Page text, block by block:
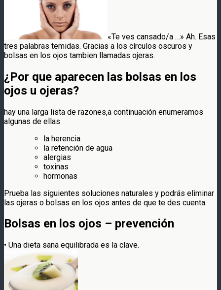
«Te ves cansado/a …» Ah. Esas
tres palabras temidas. Gracias a los círculos oscuros y
bolsas en los ojos tambien llamadas ojeras.
¿Por que aparecen las bolsas en los
ojos u ojeras?
hay una larga lista de razones,a continuación enumeramos
algunas de ellas
la herencia
la retención de agua
alergias
toxinas
hormonas
Prueba las siguientes soluciones naturales y podrás eliminar
las ojeras o bolsas en los ojos antes de que te des cuenta.
Bolsas en los ojos – prevención
• Una dieta sana equilibrada es la clave.